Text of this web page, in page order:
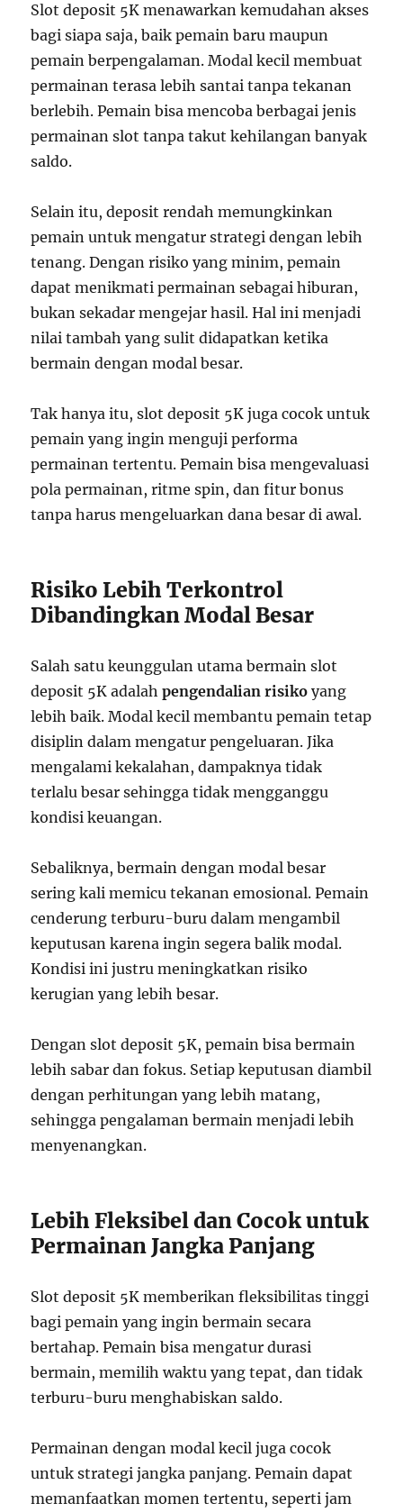
Slot deposit 5K menawarkan kemudahan akses
bagi siapa saja, baik pemain baru maupun
pemain berpengalaman. Modal kecil membuat
permainan terasa lebih santai tanpa tekanan
berlebih. Pemain bisa mencoba berbagai jenis
permainan slot tanpa takut kehilangan banyak
saldo.
Selain itu, deposit rendah memungkinkan
pemain untuk mengatur strategi dengan lebih
tenang. Dengan risiko yang minim, pemain
dapat menikmati permainan sebagai hiburan,
bukan sekadar mengejar hasil. Hal ini menjadi
nilai tambah yang sulit didapatkan ketika
bermain dengan modal besar.
Tak hanya itu, slot deposit 5K juga cocok untuk
pemain yang ingin menguji performa
permainan tertentu. Pemain bisa mengevaluasi
pola permainan, ritme spin, dan fitur bonus
tanpa harus mengeluarkan dana besar di awal.
Risiko Lebih Terkontrol
Dibandingkan Modal Besar
Salah satu keunggulan utama bermain slot
deposit 5K adalahpengendalian risiko yang
lebih baik. Modal kecil membantu pemain tetap
disiplin dalam mengatur pengeluaran. Jika
mengalami kekalahan, dampaknya tidak
terlalu besar sehingga tidak mengganggu
kondisi keuangan.
Sebaliknya, bermain dengan modal besar
sering kali memicu tekanan emosional. Pemain
cenderung terburu-buru dalam mengambil
keputusan karena ingin segera balik modal.
Kondisi ini justru meningkatkan risiko
kerugian yang lebih besar.
Dengan slot deposit 5K, pemain bisa bermain
lebih sabar dan fokus. Setiap keputusan diambil
dengan perhitungan yang lebih matang,
sehingga pengalaman bermain menjadi lebih
menyenangkan.
Lebih Fleksibel dan Cocok untuk
Permainan Jangka Panjang
Slot deposit 5K memberikan fleksibilitas tinggi
bagi pemain yang ingin bermain secara
bertahap. Pemain bisa mengatur durasi
bermain, memilih waktu yang tepat, dan tidak
terburu-buru menghabiskan saldo.
Permainan dengan modal kecil juga cocok
untuk strategi jangka panjang. Pemain dapat
memanfaatkan momen tertentu, seperti jam